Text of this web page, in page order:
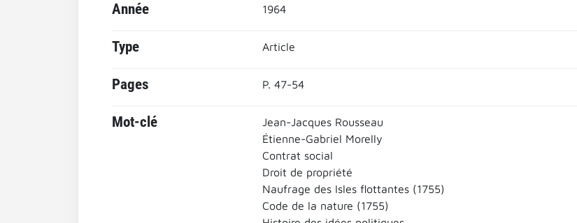
Année 1964
Type Article
Pages P. 47-54
Mot-clé
Jean-Jacques Rousseau
Étienne-Gabriel Morelly
Contrat social
Droit de propriété
Naufrage des Isles flottantes (1755)
Code de la nature (1755)